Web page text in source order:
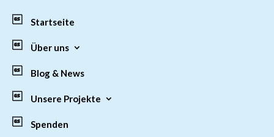
Startseite
Über uns
Blog & News
Unsere Projekte
Spenden